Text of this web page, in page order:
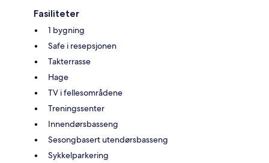
Fasiliteter
1 bygning
Safe i resepsjonen
Takterrasse
Hage
TV i fellesområdene
Treningssenter
Innendørsbasseng
Sesongbasert utendørsbasseng
Sykkelparkering